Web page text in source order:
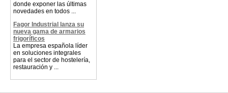
donde exponer las últimas
novedades en todos ...
Fagor Industrial lanza su
nueva gama de armarios
frigoríficos
La empresa española líder
en soluciones integrales
para el sector de hostelería,
restauración y ...